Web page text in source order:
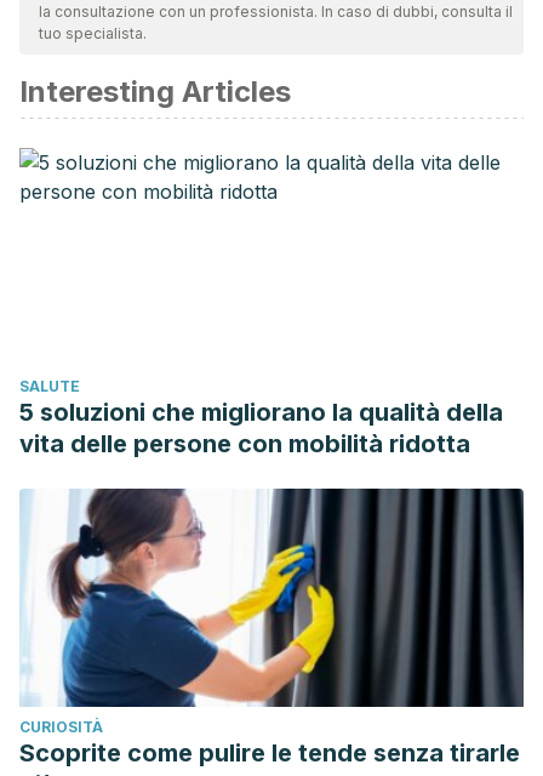
validità. La bibliografia di questo articolo è stata considerata
Boukhatem M, Ferhat M, Kameli A, Mekarnia M, Saidi F. El
aceite esencial de geranio rosa como fuente de fármacos
antiinflamatorios nuevos y seguros. Revista Libia de
Medicina. Vol. 8. Núm. 1. Libia; 2013.
Familia Geraniaceae [dicotiledóneas]. Herbario de la
Universidad Pública de Navarra. España.
https://www.unavarra.es/herbario/htm/Geraniaceae.htm
Familia: Geraniaceae. Herbario Virtual del Mediterráneo
Occidental. España.
http://herbarivirtual.uib.es/es/general/familia/23/
Geranium. Sociedad Estadounidense para la Prevención
de la Crueldad Hacia los Animales. Estados Unidos.
https://www.aspca.org/pet-care/animal-poison-
control/toxic-and-non-toxic-plants/geranium
Guerrero Hurtado J, Ortiz Rubio Z, Peralta Berrospi L y
Pérez Azahuanche F.
la consultazione con un professionista. In caso di dubbi, consulta il
tuo specialista.
Interesting Articles
SALUTE
5 soluzioni che migliorano la qualità della
vita delle persone con mobilità ridotta
CURIOSITÀ
Scoprite come pulire le tende senza tirarle